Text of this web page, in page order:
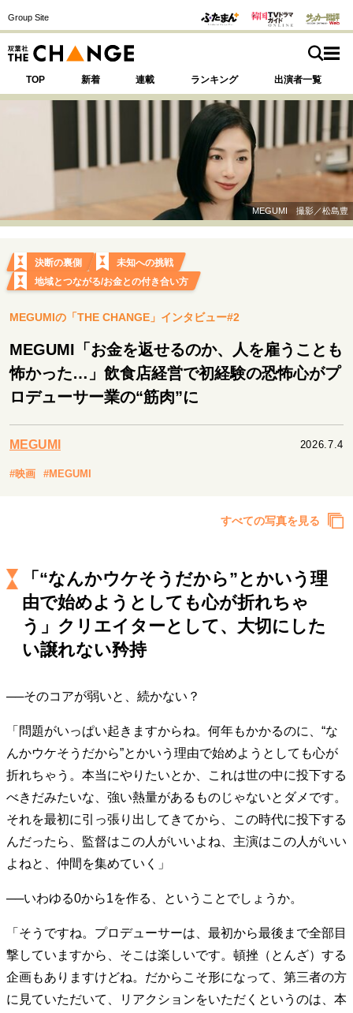
Group Site
TOP 新着 連載 ランキング 出演者一覧
注目の記事テーマで探す
運命を変えた出会い 決断の裏側
未知への挑戦
プロフェッショナルの矜持
キャリア・働き方
大人の学び直し
ファーストキャリアを拓く
夢を掴む選択
マインドセット
重圧との向き合い方 一流のルーティン
20代の現在地
忘れられない言葉
10代・20代の土台
ライフスタイル・生き方
40代からの景色
移住という選択
熱狂できるもの
一生モノの愛用品
私を彩るエッセンス
60代のネクストステージ
70代のグランドデザイン
社会・カルチャー・マネー
MEGUMI 撮影／松島豊
決断の裏側
未知への挑戦
地域とつながる/お金との付き合い方
MEGUMIの「THE CHANGE」インタビュー#2
MEGUMI「お金を返せるのか、人を雇うことも
怖かった…」飲食店経営で初経験の恐怖心がプ
ロデューサー業の“筋肉”に
MEGUMI 2026.7.4
#映画 #MEGUMI
すべての写真を見る
「“なんかウケそうだから”とかいう理
由で始めようとしても心が折れちゃ
う」クリエイターとして、大切にした
い譲れない矜持
──そのコアが弱いと、続かない？
「問題がいっぱい起きますからね。何年もかかるのに、“な
んかウケそうだから”とかいう理由で始めようとしても心が
折れちゃう。本当にやりたいとか、これは世の中に投下する
べきだみたいな、強い熱量があるものじゃないとダメです。
それを最初に引っ張り出してきてから、この時代に投下する
んだったら、監督はこの人がいいよね、主演はこの人がいい
よねと、仲間を集めていく」
──いわゆる0から1を作る、ということでしょうか。
「そうですね。プロデューサーは、最初から最後まで全部目
撃していますから、そこは楽しいです。頓挫（とんざ）する
企画もありますけどね。だからこそ形になって、第三者の方
に見ていただいて、リアクションをいただくというのは、本